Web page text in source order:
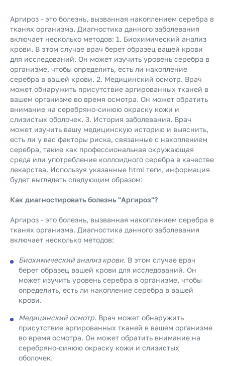
Аргироз - это болезнь, вызванная накоплением серебра в
тканях организма. Диагностика данного заболевания
включает несколько методов: 1. Биохимический анализ
крови. В этом случае врач берет образец вашей крови
для исследований. Он может изучить уровень серебра в
организме, чтобы определить, есть ли накопление
серебра в вашей крови. 2. Медицинский осмотр. Врач
может обнаружить присутствие аргированных тканей в
вашем организме во время осмотра. Он может обратить
внимание на серебряно-синюю окраску кожи и
слизистых оболочек. 3. История заболевания. Врач
может изучить вашу медицинскую историю и выяснить,
есть ли у вас факторы риска, связанные с накоплением
серебра, такие как профессиональная окружающая
среда или употребление коллоидного серебра в качестве
лекарства. Используя указанные html теги, информация
будет выглядеть следующим образом:
Как диагностировать болезнь "Аргироз"?
Аргироз - это болезнь, вызванная накоплением серебра в
тканях организма. Диагностика данного заболевания
включает несколько методов:
Биохимический анализ крови. В этом случае врач
берет образец вашей крови для исследований. Он
может изучить уровень серебра в организме, чтобы
определить, есть ли накопление серебра в вашей
крови.
Медицинский осмотр. Врач может обнаружить
присутствие аргированных тканей в вашем организме
во время осмотра. Он может обратить внимание на
серебряно-синюю окраску кожи и слизистых
оболочек.